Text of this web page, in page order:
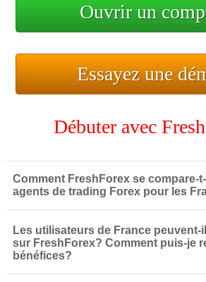
Ouvrir un
Essayez une
Débuter avec
Comment FreshForex se compare-
agents de trading Forex pour les
Les utilisateurs de France
sur FreshForex? Comment puis-je
bénéfices?